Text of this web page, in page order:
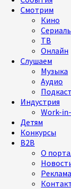
меню Смотрим
Кино
ТВ
Онлайн
Слушаем
Музыка
Аудио
Индустрия
Work-
Детям
Конкурсы
B2B
О